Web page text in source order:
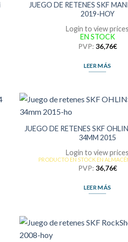
JUEGO DE RETENES SKF
2019-HOY
Login to view prices
EN STOCK
PVP: 36,76€
LEER MÁS
JUEGO DE RETENES SKF
34MM 2015
Login to view prices
PRODUCTO EN STOCK EN
PVP: 36,76€
LEER MÁS